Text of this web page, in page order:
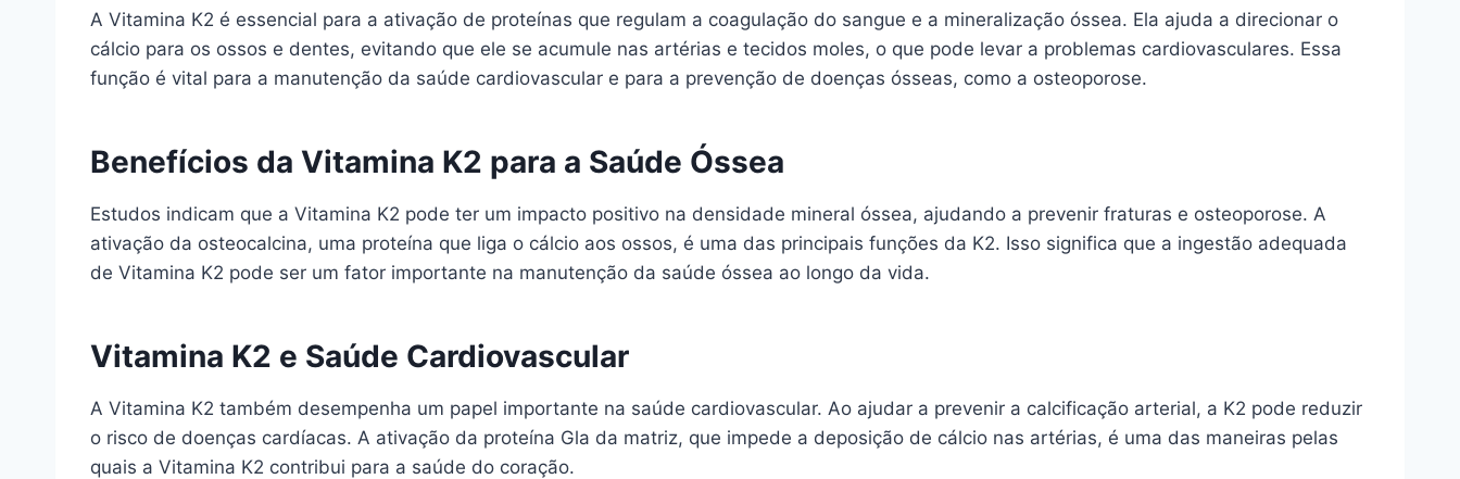
A Vitamina K2 é essencial para a ativação de proteínas que regulam a coagulação do sangue e a mineralização óssea. Ela ajuda a direcionar o
cálcio para os ossos e dentes, evitando que ele se acumule nas artérias e tecidos moles, o que pode levar a problemas cardiovasculares. Essa
função é vital para a manutenção da saúde cardiovascular e para a prevenção de doenças ósseas, como a osteoporose.
Benefícios da Vitamina K2 para a Saúde Óssea
Estudos indicam que a Vitamina K2 pode ter um impacto positivo na densidade mineral óssea, ajudando a prevenir fraturas e osteoporose. A
ativação da osteocalcina, uma proteína que liga o cálcio aos ossos, é uma das principais funções da K2. Isso significa que a ingestão adequada
de Vitamina K2 pode ser um fator importante na manutenção da saúde óssea ao longo da vida.
Vitamina K2 e Saúde Cardiovascular
A Vitamina K2 também desempenha um papel importante na saúde cardiovascular. Ao ajudar a prevenir a calcificação arterial, a K2 pode reduzir
o risco de doenças cardíacas. A ativação da proteína Gla da matriz, que impede a deposição de cálcio nas artérias, é uma das maneiras pelas
quais a Vitamina K2 contribui para a saúde do coração.